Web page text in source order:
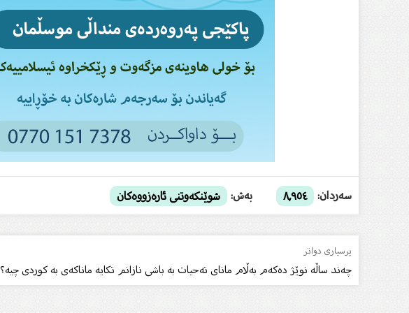
سەردان: ٨,٩٥٤ بەش: شوێنکەوتنى ئارەزووەکان
پرسیاری دواتر
چەند ساڵە نوێژ دەکەم بەڵام ماناى تەحیات بە باشى نازانم تکایە ماناکەى بە کوردی چیە؟